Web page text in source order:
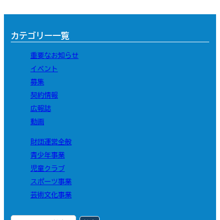
カテゴリー一覧
重要なお知らせ
イベント
募集
契約情報
広報誌
動画
財団運営全般
青少年事業
児童クラブ
スポーツ事業
芸術文化事業